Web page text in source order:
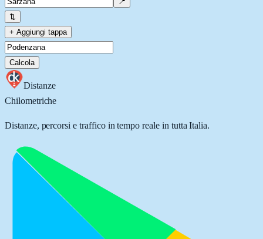
⇅
+ Aggiungi tappa
Calcola
Distanze
Chilometriche
Distanze, percorsi e traffico in tempo reale in tutta Italia.